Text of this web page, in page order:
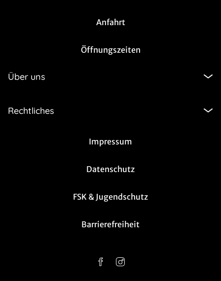
Anfahrt
Öffnungszeiten
Über uns
Rechtliches
Impressum
Datenschutz
FSK & Jugendschutz
Barrierefreiheit